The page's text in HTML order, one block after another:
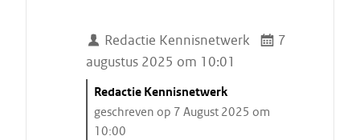
Redactie Kennisnetwerk
7
augustus 2025 om 10:01
C
i
t
Redactie Kennisnetwerk
geschreven op 7 August 2025 om
10:00